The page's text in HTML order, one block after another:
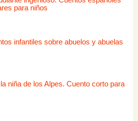
para niños
infantiles sobre abuelos y abuelas
niña de los Alpes. Cuento corto para